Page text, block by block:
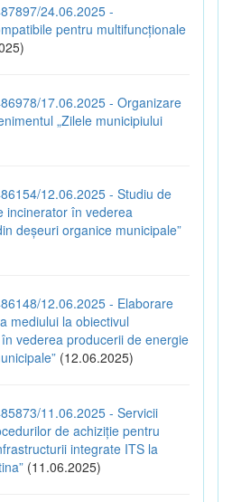
24.06.2025 -
pentru multifuncționale
17.06.2025 - Organizare
„Zilele municipiului
12.06.2025 - Studiu de
incinerator în vederea
deșeuri organice municipale”
12.06.2025 - Elaborare
mediului la obiectivul
vederea producerii de energie
(12.06.2025)
11.06.2025 - Servicii
de achiziție pentru
integrate ITS la
(11.06.2025)